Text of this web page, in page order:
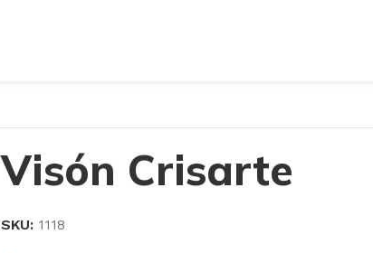
Visón Crisarte
SKU: 1118